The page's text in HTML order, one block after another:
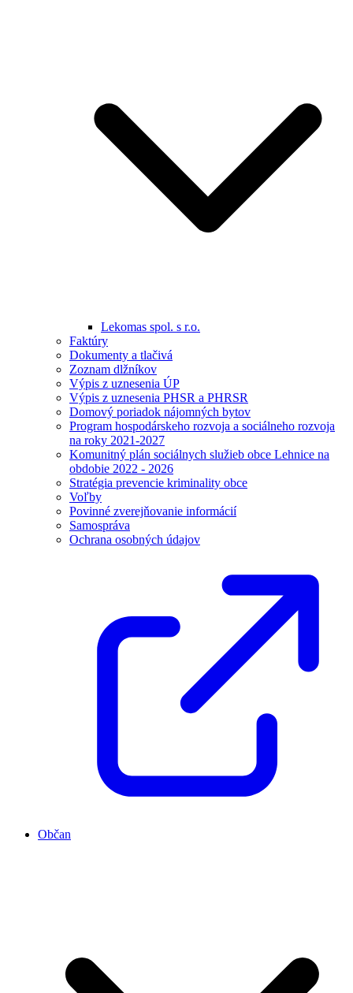
Lekomas spol. s r.o.
Faktúry
Dokumenty a tlačivá
Zoznam dlžníkov
Výpis z uznesenia ÚP
Výpis z uznesenia PHSR a PHRSR
Domový poriadok nájomných bytov
Program hospodárskeho rozvoja a sociálneho rozvoja
na roky 2021-2027
Komunitný plán sociálnych služieb obce Lehnice na
obdobie 2022 - 2026
Stratégia prevencie kriminality obce
Voľby
Povinné zverejňovanie informácií
Samospráva
Ochrana osobných údajov
Občan